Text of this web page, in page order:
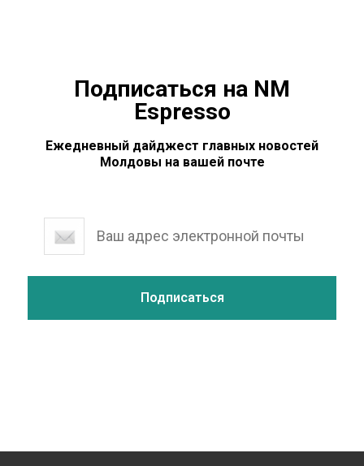
Подписаться на NM
Espresso
Ежедневный дайджест главных новостей
Молдовы на вашей почте